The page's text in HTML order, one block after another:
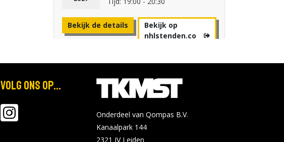
Bekijk de details
Bekijk op
nhlstenden.co
NHL Stenden - Groningen
hbo
Locatie:
Tijd: 19:00 - 20:30
Volg ons op...
Onderdeel van Qompas B.V.
Kanaalpark 144
2321 JV Leiden